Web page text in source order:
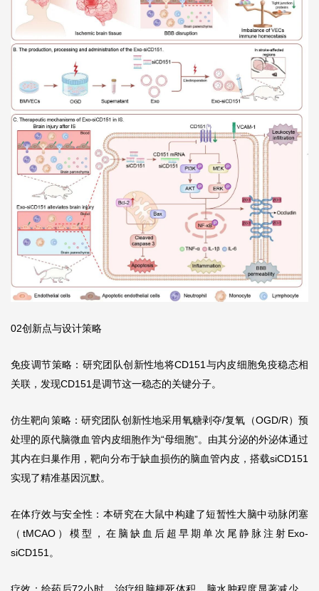
02创新点与设计策略
免疫调节策略：研究团队创新性地将CD151与内皮细胞免疫稳态相
关联，发现CD151是调节这一稳态的关键分子。
仿生靶向策略：研究团队创新性地采用氧糖剥夺/复氧（OGD/R）预
处理的原代脑微血管内皮细胞作为“母细胞”。由其分泌的外泌体通过
其内在归巢作用，靶向分布于缺血损伤的脑血管内皮，搭载siCD151
实现了精准基因沉默。
在体疗效与安全性：本研究在大鼠中构建了短暂性大脑中动脉闭塞
（tMCAO）模型，在脑缺血后超早期单次尾静脉注射Exo-
siCD151。